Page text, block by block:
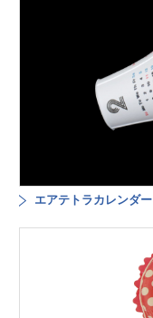
エアテトラカレンダー